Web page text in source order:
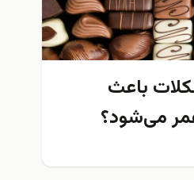
باعث
می‌شود؟